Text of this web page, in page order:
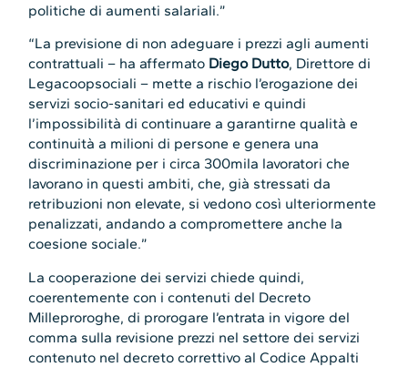
politiche di aumenti salariali.”
“La previsione di non adeguare i prezzi agli aumenti
contrattuali – ha affermato Diego Dutto, Direttore di
Legacoopsociali – mette a rischio l’erogazione dei
servizi socio-sanitari ed educativi e quindi
l’impossibilità di continuare a garantirne qualità e
continuità a milioni di persone e genera una
discriminazione per i circa 300mila lavoratori che
lavorano in questi ambiti, che, già stressati da
retribuzioni non elevate, si vedono così ulteriormente
penalizzati, andando a compromettere anche la
coesione sociale.”
La cooperazione dei servizi chiede quindi,
coerentemente con i contenuti del Decreto
Milleproroghe, di prorogare l’entrata in vigore del
comma sulla revisione prezzi nel settore dei servizi
contenuto nel decreto correttivo al Codice Appalti